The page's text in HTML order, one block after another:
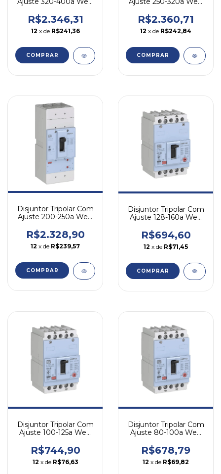
R$2.346,31
12 x de R$241,36
COMPRAR
R$2.360,71
12 x de R$242,84
COMPRAR
Disjuntor Tripolar Com
Ajuste 200-250a Weg
R$2.328,90
12 x de R$239,57
COMPRAR
Disjuntor Tripolar Com
Ajuste 128-160a Weg
R$694,60
12 x de R$71,45
COMPRAR
Disjuntor Tripolar Com
Ajuste 100-125a Weg
R$744,90
12 x de R$76,63
Disjuntor Tripolar Com
Ajuste 80-100a Weg
R$678,79
12 x de R$69,82